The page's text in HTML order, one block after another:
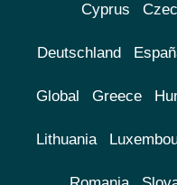
Cyprus
Deutschland
Global Greece
Lithuania